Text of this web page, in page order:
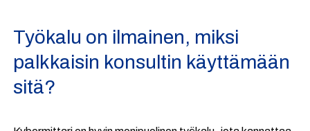
Työkalu on ilmainen, miksi
palkkaisin konsultin käyttämään
sitä?